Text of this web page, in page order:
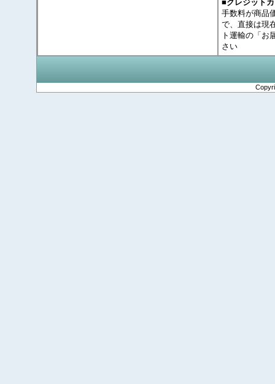
■クレジット
手数料が商品
で、直接は現
ト運輸の「お
さい